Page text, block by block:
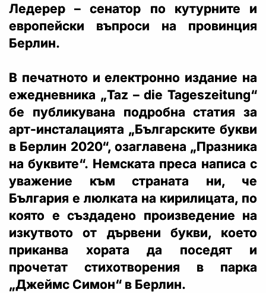
Ледерер – сенатор по кутурните и
европейски въпроси на провинция
Берлин.
В печатното и електронно издание на
ежедневника „Taz – die Tageszeitung“
бе публикувана подробна статия за
арт-инсталацията „Българските букви
в Берлин 2020“, озаглавена „Празника
на буквите“. Немската преса написа с
уважение към страната ни, че
България е люлката на кирилицата, по
която е създадено произведение на
изкутвото от дървени букви, което
приканва хората да поседят и
прочетат стихотворения в парка
„Джеймс Симон“ в Берлин.